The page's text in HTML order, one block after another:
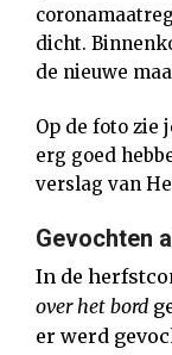
dicht.
de nieuwe
Op de foto zie
erg goed
verslag van
Gevochten
In de
over het bord
er werd